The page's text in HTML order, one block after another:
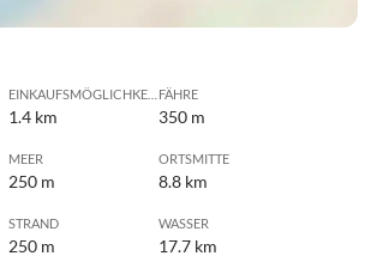
EINKAUFSMÖGLICHKEIT
1.4 km
FÄHRE
350 m
MEER
250 m
ORTSMITTE
8.8 km
STRAND
250 m
WASSER
17.7 km